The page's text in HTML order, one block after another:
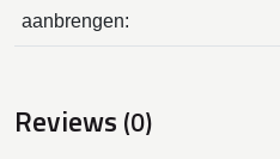
aanbrengen:
Reviews (0)